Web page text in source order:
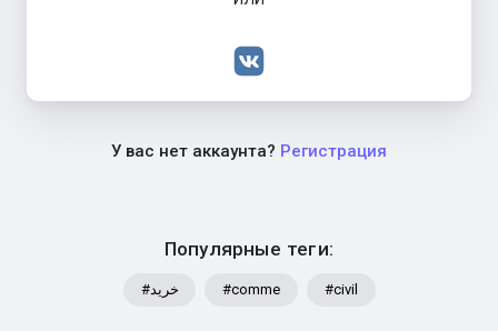
Популярные теги:
#خرید #comme #civil
У вас нет аккаунта? Регистрация